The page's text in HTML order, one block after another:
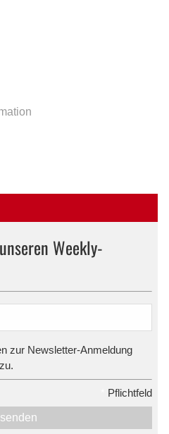
Weekly-
zur Newsletter-Anmeldung
Pflichtfeld